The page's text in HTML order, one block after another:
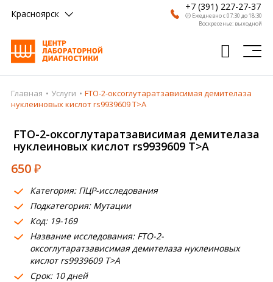
Красноярск
+7 (391) 227-27-37
🕗 Ежедневно с 07:30 до 18:30
Воскресенье: выходной
Главная
Врачи
Получить результат
Пациентам
О компании
Где сдать
Партнерам
Главная Услуги
FTO-2-оксоглутаратзависимая демителаза
нуклеиновых кислот rs9939609 T>A
FTO-2-оксоглутаратзависимая демителаза
нуклеиновых кислот rs9939609 T>A
650₽
Категория: ПЦР-исследования
Подкатегория: Мутации
Код: 19-169
Название исследования: FTO-2-
оксоглутаратзависимая демителаза нуклеиновых
кислот rs9939609 T>A
Срок: 10 дней